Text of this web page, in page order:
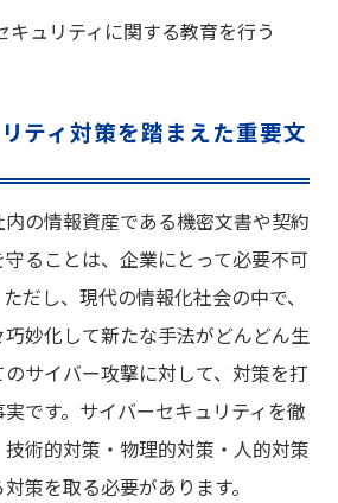
キュリティに関する教育を行う
ティ対策を踏まえた重要文
の情報資産である機密文書や契約
ることは、企業にとって必要不可
だし、現代の情報化社会の中で、
妙化して新たな手法がどんどん生
サイバー攻撃に対して、対策を打
です。サイバーセキュリティを徹
術的対策・物理的対策・人的対策
策を取る必要があります。